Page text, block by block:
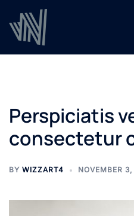
content
Perspiciatis
consectetur
BY WIZZART4 NOVEMBER